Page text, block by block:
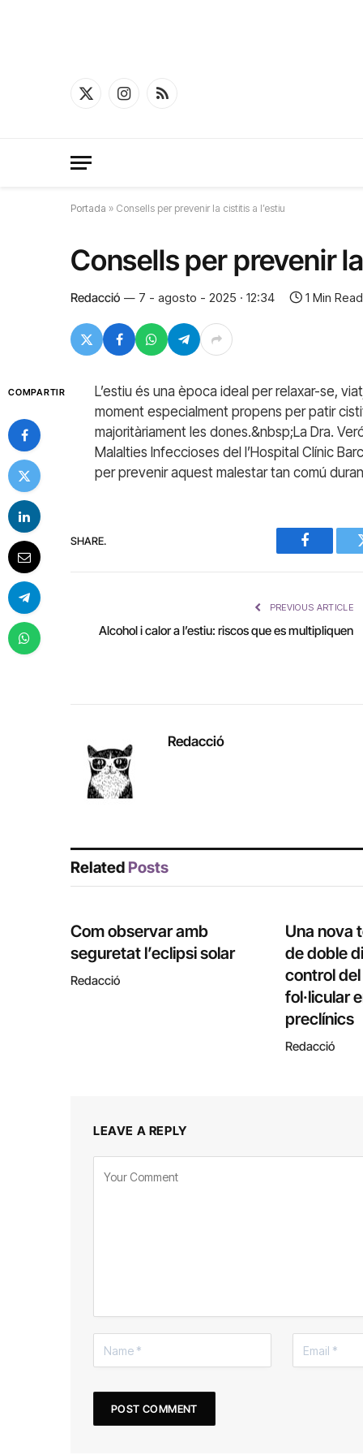
X
InstagramRSS
Portada » Consells per prevenir la cistitis a l’estiu
Consells per prevenir
Redacció 7 - agosto - 2025 · 12:34 1 Min Read
COMPARTIR
L’estiu és una època ideal per relaxar-se,
moment especialment propens per patir
majoritàriament les dones.&nbsp;La Dra.
Malalties Infeccioses del l’Hospital Clínic
per prevenir aquest malestar tan comú
SHARE.
Facebook
PREVIOUS ARTICLE
Alcohol i calor a l’estiu: riscos que es multipliquen
Redacció
Related Posts
Com observar amb
seguretat l’eclipsi solar
Redacció
Una nova
de doble
control
fol·licular
preclínics
Redacció
LEAVE A REPLY